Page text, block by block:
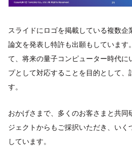
スライドにロゴを掲載している複数企
論文を発表し特許も出願もしています
て、将来の量子コンピューター時代に
プとして対応することを目的として、
す。
おかげさまで、多くのお客さまと共同
ジェクトからもご採択いただき、い
しています。